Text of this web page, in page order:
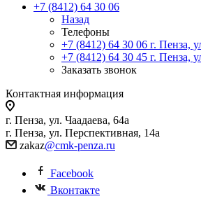
+7 (8412) 64 30 06
Назад
Телефоны
+7 (8412) 64 30 06 г. Пенза,
+7 (8412) 64 30 45 г. Пенза,
Заказать звонок
Контактная информация
г. Пенза, ул. Чаадаева, 64а
г. Пенза, ул. Перспективная, 14а
zakaz@cmk-penza.ru
Facebook
Вконтакте